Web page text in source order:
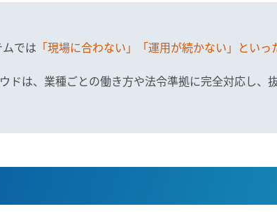
では 「現場に合わない」「運用が続かない」といっ
ドは、業種ごとの働き方や法令準拠に完全対応し、